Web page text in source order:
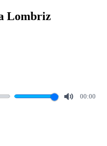
Lombriz
00:00